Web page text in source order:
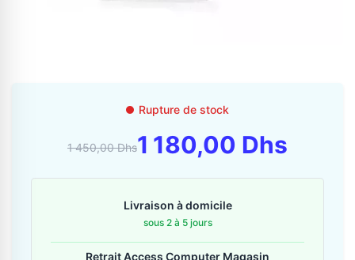
06 36 88 27 81
Envoyer un message
Rupture de stock
1 450,00 Dhs1 180,00 Dhs
Livraison à domicile
sous 2 à 5 jours
Retrait Access Computer Magasin